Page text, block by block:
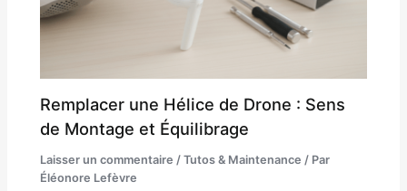
Remplacer une Hélice de Drone : Sens
de Montage et Équilibrage
Laisser un commentaire /Tutos & Maintenance / Par
Éléonore Lefèvre